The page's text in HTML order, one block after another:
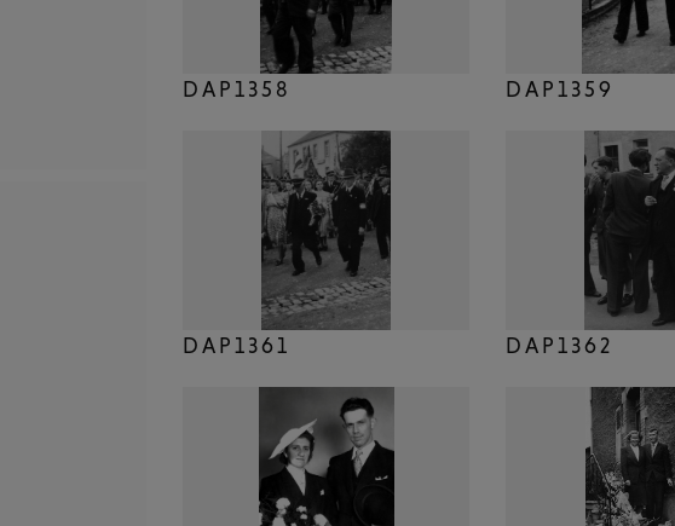
DAP1358 DAP1359
DAP1361 DAP1362